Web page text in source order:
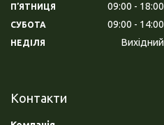
ПʼЯТНИЦЯ 09:00 18:00
СУБОТА 09:00 14:00
НЕДІЛЯ Вихідний
Контакти